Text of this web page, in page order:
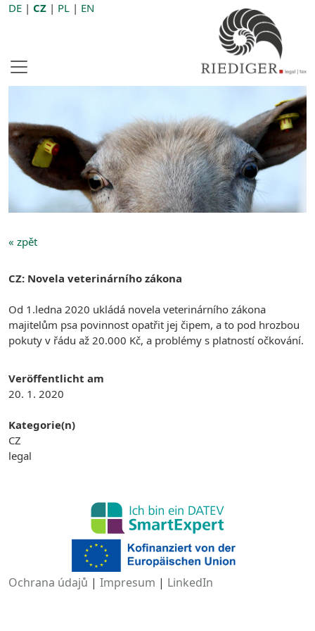
DE | CZ | PL | EN
« zpět
Veröffentlicht am
20. 1. 2020
Kategorie(n)
CZ
legal
CZ: Novela veterinárního zákona
Od 1.ledna 2020 ukládá novela veterinárního zákona
majitelům psa povinnost opatřit jej čipem, a to pod hrozbou
pokuty v řádu až 20.000 Kč, a problémy s platností očkování.
Ochrana údajů | Impresum | LinkedIn